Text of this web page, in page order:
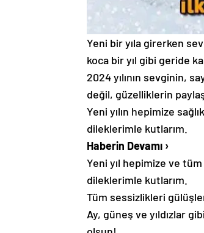
Yeni bir yıla girerken
koca bir yıl gibi geride
2024 yılının sevginin,
değil, güzelliklerin
Yeni yılın hepimize
dileklerimle kutlarım.
Haberin Devamı ›
Yeni yıl hepimize ve
dileklerimle kutlarım.
Tüm sessizlikleri
Ay, güneş ve yıldızlar